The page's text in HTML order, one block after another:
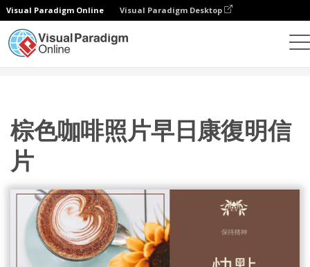
Visual Paradigm Online Visual Paradigm Desktop
棕色咖啡照片早日康復明信
片